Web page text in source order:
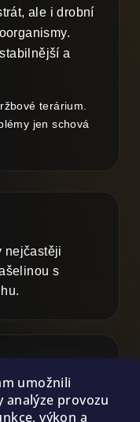
umožnili
provozu
výkon a
ale i drobní
a
terárium.
jen schová
nejčastěji
s
za správný